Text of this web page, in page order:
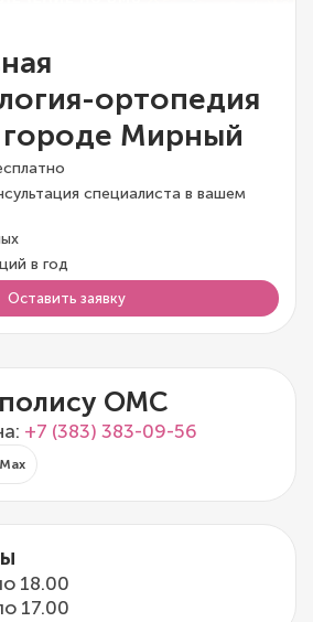
ортопедия
Мирный
специалиста в вашем
в год
Оставить заявку
ОМС
+7 (383) 383-09-56
Max
18.00
17.00